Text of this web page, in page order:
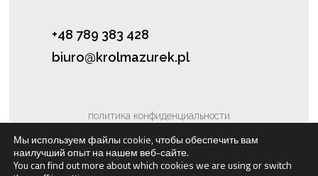
+48 789 383 428
biuro@krolmazurek.pl
политика конфиденциальности
Файлы cookie
Мы используем файлы cookie, чтобы обеспечить вам
наилучший опыт на нашем веб-сайте.
You can find out more about which cookies we are using or switch